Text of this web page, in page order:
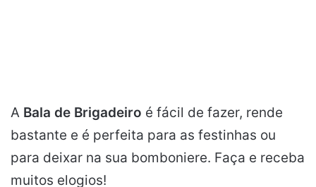
A Bala de Brigadeiro é fácil de fazer, rende
bastante e é perfeita para as festinhas ou
para deixar na sua bomboniere. Faça e receba
muitos elogios!